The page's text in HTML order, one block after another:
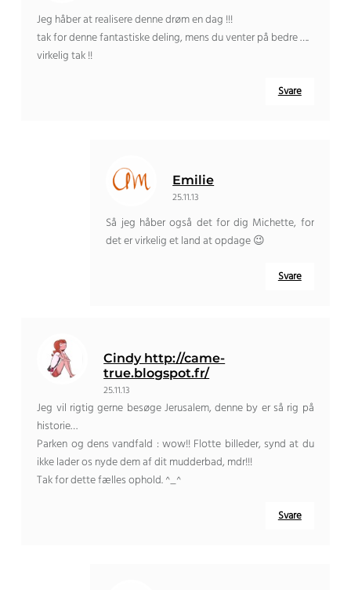
Jeg håber at realisere denne drøm en dag !!!
tak for denne fantastiske deling, mens du venter på bedre ….
virkelig tak !!
Svare
Emilie
25.11.13
Så jeg håber også det for dig Michette, for
det er virkelig et land at opdage 😉
Svare
Cindy http://came-
true.blogspot.fr/
25.11.13
Jeg vil rigtig gerne besøge Jerusalem, denne by er så rig på
historie…
Parken og dens vandfald : wow!! Flotte billeder, synd at du
ikke lader os nyde dem af dit mudderbad, mdr!!!
Tak for dette fælles ophold. ^_^
Svare